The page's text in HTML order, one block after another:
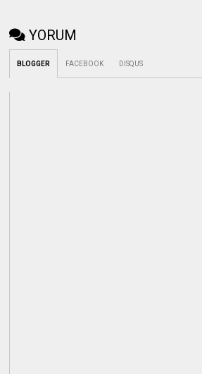
YORUM
BLOGGER FACEBOOK DISQUS